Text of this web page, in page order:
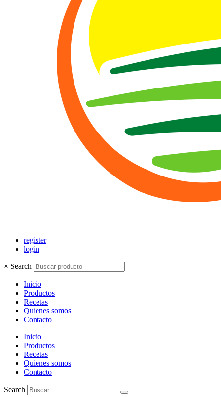
register
login
× Search
Inicio
Productos
Recetas
Quienes somos
Contacto
Inicio
Productos
Recetas
Quienes somos
Contacto
Search